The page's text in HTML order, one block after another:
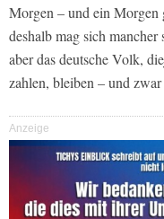
Morgen – und ein Morgen
deshalb mag sich
aber das deutsche Volk,
zahlen, bleiben – und
Anzeige